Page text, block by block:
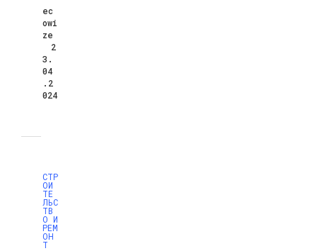
ec
owi
ze
2
3.
04
.2
024
СТР
ОИ
ТЕ
ЛЬС
ТВ
О И
РЕМ
ОН
Т